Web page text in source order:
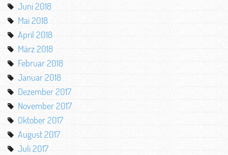
Juni 2018
Mai 2018
April 2018
März 2018
Februar 2018
Januar 2018
Dezember 2017
November 2017
Oktober 2017
August 2017
Juli 2017